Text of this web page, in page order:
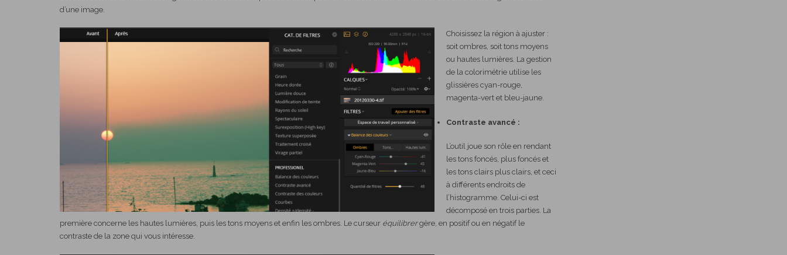
d’une image.
Choisissez la région à ajuster :
soit ombres, soit tons moyens
ou hautes lumières. La gestion
de la colorimétrie utilise les
glissières cyan-rouge,
magenta-vert et bleu-jaune.
Contraste avancé :
L’outil joue son rôle en rendant
les tons foncés, plus foncés et
les tons clairs plus clairs, et ceci
à différents endroits de
l’histogramme. Celui-ci est
décomposé en trois parties. La
première concerne les hautes lumières, puis les tons moyens et enfin les ombres. Le curseur équilibrergère, en positif ou en négatif le
contraste de la zone qui vous intéresse.